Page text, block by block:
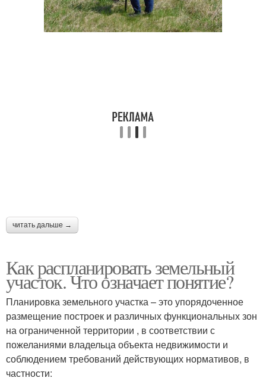
читать дальше →
Как распланировать земельный
участок. Что означает понятие?
Планировка земельного участка – это упорядоченное
размещение построек и различных функциональных зон
на ограниченной территории , в соответствии с
пожеланиями владельца объекта недвижимости и
соблюдением требований действующих нормативов, в
частности: